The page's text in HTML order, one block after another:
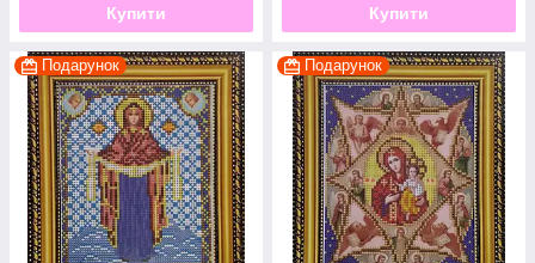
Купити Купити
Подарунок Подарунок